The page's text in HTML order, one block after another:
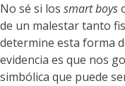
No sé si los smart boys
de un malestar tanto
determine esta forma
evidencia es que nos
simbólica que puede